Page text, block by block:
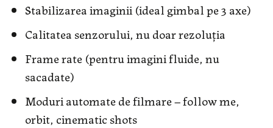
Stabilizarea imaginii (ideal gimbal pe 3 axe)
Calitatea senzorului, nu doar rezoluția
Frame rate (pentru imagini fluide, nu
sacadate)
Moduri automate de filmare – follow me,
orbit, cinematic shots